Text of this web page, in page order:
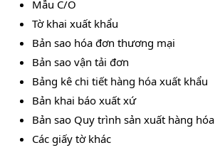
Mẫu C/O
Tờ khai xuất khẩu
Bản sao hóa đơn thương mại
Bản sao vận tải đơn
Bảng kê chi tiết hàng hóa xuất khẩu
Bản khai báo xuất xứ
Bản sao Quy trình sản xuất hàng hóa
Các giấy tờ khác